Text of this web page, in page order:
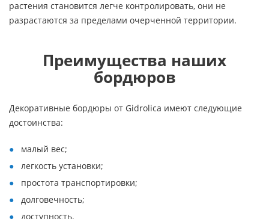
растения становится легче контролировать, они не
разрастаются за пределами очерченной территории.
Преимущества наших
бордюров
Декоративные бордюры от Gidrolica имеют следующие
достоинства:
малый вес;
легкость установки;
простота транспортировки;
долговечность;
доступность.